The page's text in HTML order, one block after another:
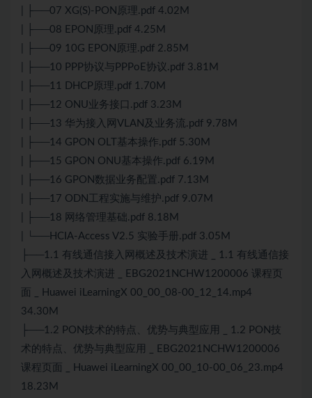
| ├──07 XG(S)-PON原理.pdf 4.02M
| ├──08 EPON原理.pdf 4.25M
| ├──09 10G EPON原理.pdf 2.85M
| ├──10 PPP协议与PPPoE协议.pdf 3.81M
| ├──11
DHCP 原理.pdf 1.70M
| ├──12 ONU业务接口.pdf 3.23M
| ├──13 华为接入网VLAN及业务流.pdf 9.78M
| ├──14 GPON OLT基本操作.pdf 5.30M
| ├──15 GPON ONU基本操作.pdf 6.19M
| ├──16 GPON数据业务配置.pdf 7.13M
| ├──17 ODN工程实施与维护.pdf 9.07M
| ├──18 网络管理基础.pdf 8.18M
| └── HCIA-Access V2.5 实验手册.pdf 3.05M
├──1.1 有线通信接入网概述及技术演进 _ 1.1 有线通信接
入网概述及技术演进 _ EBG2021NCHW1200006 课程页
面 _ Huawei iLearningX 00_00_08-00_12_14.mp4
34.30M
├──1.2 PON技术的特点、优势与典型应用 _ 1.2 PON技
术的特点、优势与典型应用 _ EBG2021NCHW1200006
课程页面 _ Huawei iLearningX 00_00_10-00_06_23.mp4
18.23M